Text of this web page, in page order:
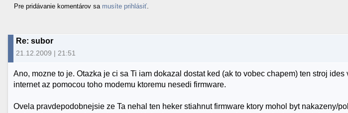
Pre pridávanie komentárov sa musíte prihlásiť
Re: subor
21.12.2009 | 21:51
Ano, mozne to je. Otazka je ci sa Ti iam dokazal dostat ked (ak to vobec chapem) ten stroj ides
internet az pomocou toho modemu ktoremu nesedi firmware.
Ovela pravdepodobnejsie ze Ta nehal ten heker stiahnut firmware ktory mohol byt nakazeny/